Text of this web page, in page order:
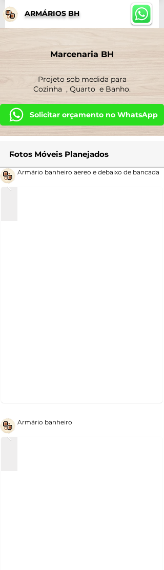
ARMÁRIOS BH
Marcenaria BH
Projeto sob medida para
Cozinha , Quarto e Banho.
Solicitar orçamento no WhatsApp
Armário banheiro aereo e debaixo de bancada
Armário banheiro